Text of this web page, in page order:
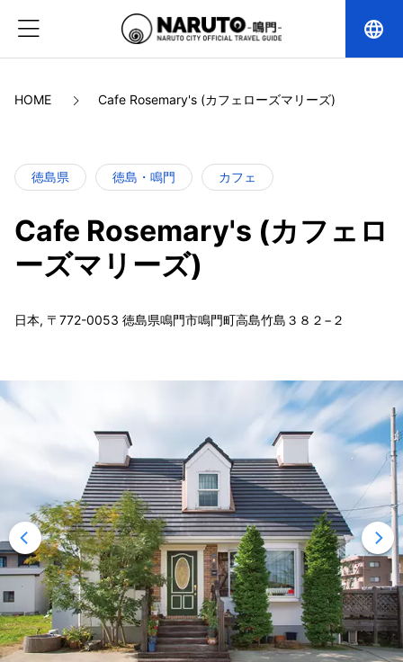
language
HOME Cafe Rosemary's (カフェローズマリーズ)
徳島県 徳島・鳴門 カフェ
Cafe Rosemary's (カフェロ
ーズマリーズ)
日本, 〒772-0053 徳島県鳴門市鳴門町高島竹島３８２−２